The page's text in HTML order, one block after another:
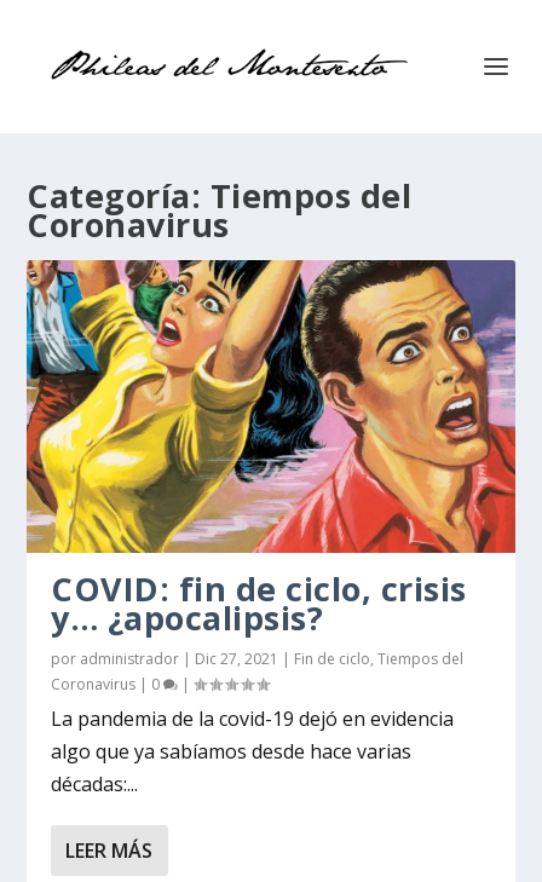
Categoría: Tiempos del
Coronavirus
COVID: fin de ciclo, crisis
y… ¿apocalipsis?
por administrador | Dic 27, 2021 | Fin de ciclo,Tiempos del
Coronavirus | 0 |
La pandemia de la covid-19 dejó en evidencia
algo que ya sabíamos desde hace varias
décadas:...
LEER MÁS